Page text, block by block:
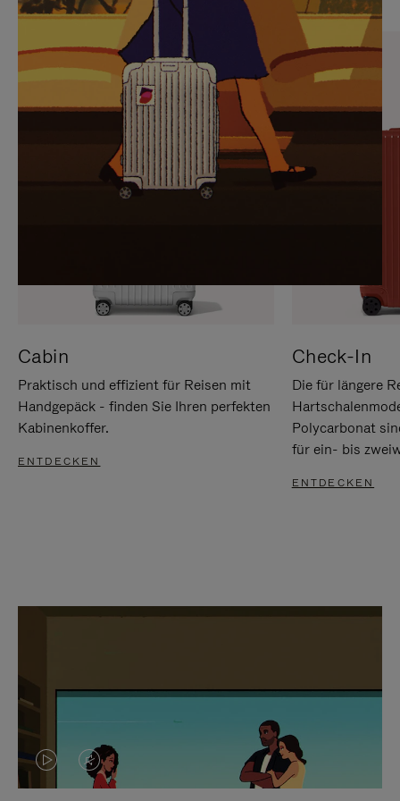
SIE,
UM
ANZUHALTEN
AUFHEBEN
DER
STUMMSCHALTUNG
Cabin
Praktisch und effizient für Reisen mit
Handgepäck - finden Sie Ihren perfekten
Kabinenkoffer.
ENTDECKEN
Check-In
Die für längere
Polycarbonat
für ein- bis
ENTDECKEN
DASVIDEO